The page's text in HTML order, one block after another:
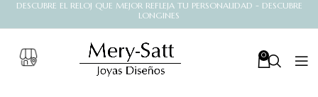
DESCUBRE EL RELOJ QUE MEJOR REFLEJA TU PERSONALIDAD - DESCUBRE
LONGINES
0